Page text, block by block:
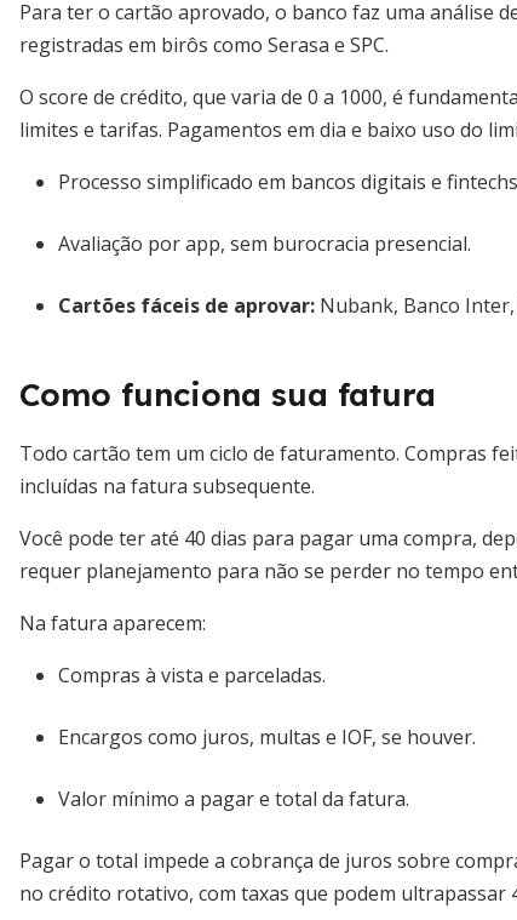
Para ter o cartão aprovado, o banco faz uma análise
registradas em birôs como Serasa e SPC.
O score de crédito, que varia de 0 a 1000, é
limites e tarifas. Pagamentos em dia e baixo uso do
Processo simplificado em bancos digitais e
Avaliação por app, sem burocracia presencial.
Cartões fáceis de aprovar: Nubank, Banco Inter,
Como funciona sua fatura
Todo cartão tem um ciclo de faturamento. Compras
incluídas na fatura subsequente.
Você pode ter até 40 dias para pagar uma compra,
requer planejamento para não se perder no tempo
Na fatura aparecem:
Compras à vista e parceladas.
Encargos como juros, multas e IOF, se houver.
Valor mínimo a pagar e total da fatura.
Pagar o total impede a cobrança de juros sobre
no crédito rotativo, com taxas que podem ultrapassar